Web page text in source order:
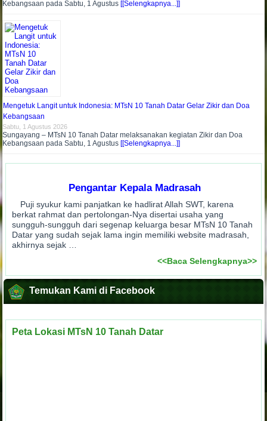
Kebangsaan pada Sabtu, 1 Agustus [[Selengkapnya...]]
Mengetuk Langit untuk Indonesia: MTsN 10 Tanah Datar Gelar Zikir dan Doa
Kebangsaan
Sabtu, 1 Agustus 2026
Sungayang – MTsN 10 Tanah Datar melaksanakan kegiatan Zikir dan Doa
Kebangsaan pada Sabtu, 1 Agustus [[Selengkapnya...]]
Pengantar Kepala Madrasah
Puji syukur kami panjatkan ke hadlirat Allah SWT, karena
berkat rahmat dan pertolongan-Nya disertai usaha yang
sungguh-sungguh dari segenap keluarga besar MTsN 10 Tanah
Datar yang sudah sejak lama ingin memiliki website madrasah,
akhirnya sejak …
<<Baca Selengkapnya>>
Temukan Kami di Facebook
Peta Lokasi MTsN 10 Tanah Datar